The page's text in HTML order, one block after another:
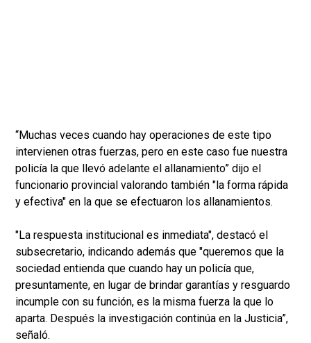
“Muchas veces cuando hay operaciones de este tipo
intervienen otras fuerzas, pero en este caso fue nuestra
policía la que llevó adelante el allanamiento” dijo el
funcionario provincial valorando también "la forma rápida
y efectiva" en la que se efectuaron los allanamientos.
"La respuesta institucional es inmediata", destacó el
subsecretario, indicando además que "queremos que la
sociedad entienda que cuando hay un policía que,
presuntamente, en lugar de brindar garantías y resguardo
incumple con su función, es la misma fuerza la que lo
aparta. Después la investigación continúa en la Justicia”,
señaló.